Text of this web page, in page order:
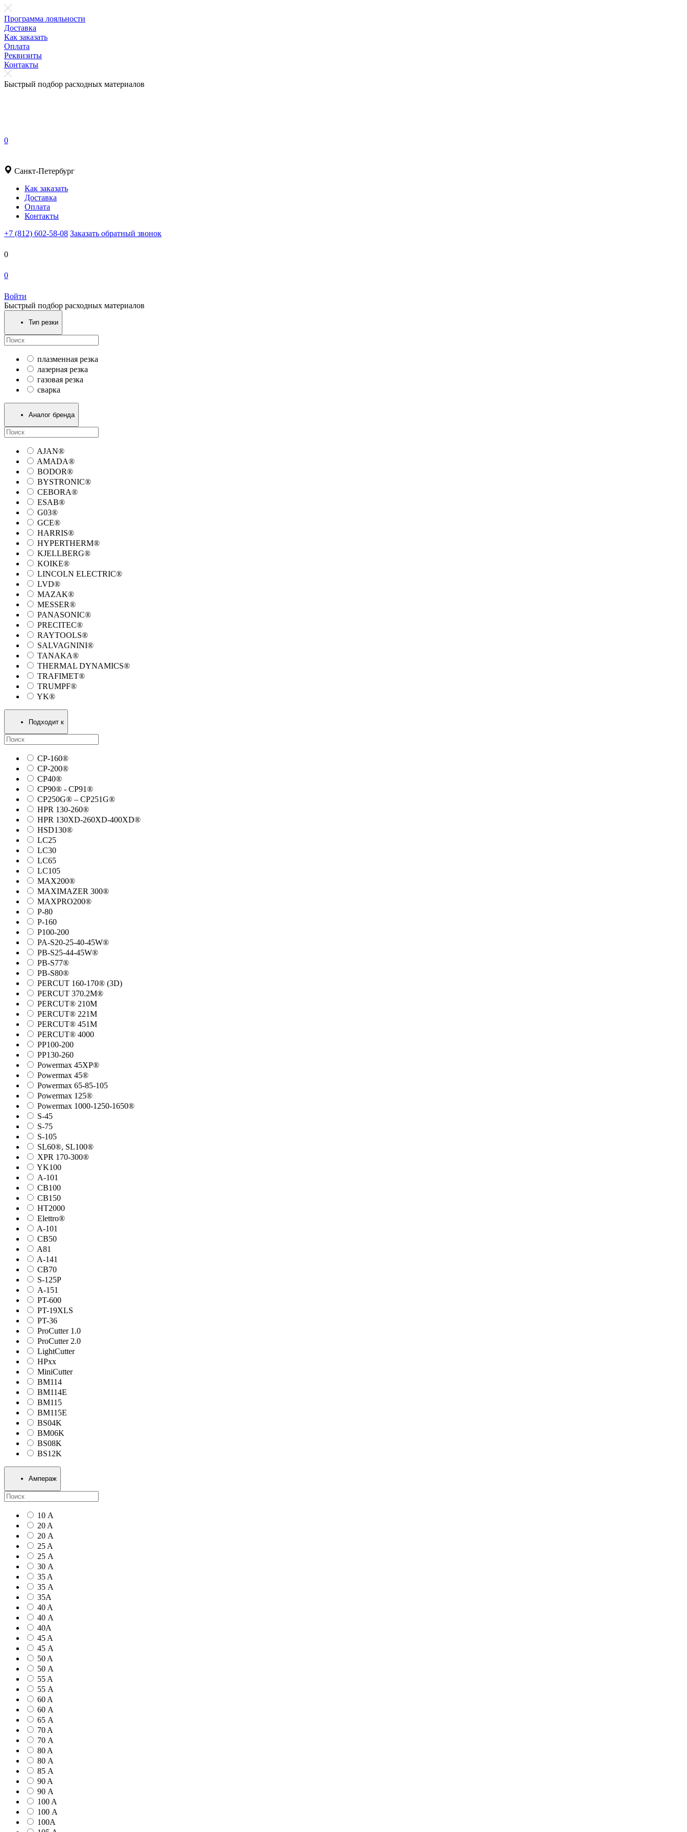
Программа лояльности
Доставка
Как заказать
Оплата
Реквизиты
Контакты
Быстрый подбор расходных материалов
0
Санкт-Петербург
Как заказать
Доставка
Оплата
Контакты
+7 (812) 602-58-08 Заказать обратный звонок
0
0
Войти
Быстрый подбор расходных материалов
Тип резки
плазменная резка
лазерная резка
газовая резка
сварка
Аналог бренда
AJAN®
AMADA®
BODOR®
BYSTRONIC®
CEBORA®
ESAB®
G03®
GCE®
HARRIS®
HYPERTHERM®
KJELLBERG®
KOIKE®
LINCOLN ELECTRIC®
LVD®
MAZAK®
MESSER®
PANASONIC®
PRECITEC®
RAYTOOLS®
SALVAGNINI®
TANAKA®
THERMAL DYNAMICS®
TRAFIMET®
TRUMPF®
YK®
Подходит к
CP-160®
CP-200®
CP40®
CP90® - СP91®
CP250G® – CP251G®
HPR 130-260®
HPR 130XD-260XD-400XD®
HSD130®
LC25
LC30
LC65
LC105
MAX200®
MAXIMAZER 300®
MAXPRO200®
P-80
P-160
P100-200
PA-S20-25-40-45W®
PB-S25-44-45W®
PB-S77®
PB-S80®
PERCUT 160-170® (3D)
PERCUT 370.2M®
PERCUT® 210M
PERCUT® 221M
PERCUT® 451M
PERCUT® 4000
PP100-200
PP130-260
Powermax 45XP®
Powermax 45®
Powermax 65-85-105
Powermax 125®
Powermax 1000-1250-1650®
S-45
S-75
S-105
SL60®, SL100®
XPR 170-300®
YK100
А-101
СВ100
СВ150
HT2000
Elettro®
A-101
СВ50
A81
A-141
СВ70
S-125P
А-151
PT-600
PT-19XLS
PT-36
ProCutter 1.0
ProCutter 2.0
LightCutter
HPxx
MiniCutter
BM114
BM114E
BM115
BM115E
BS04K
BM06K
BS08K
BS12K
Ампераж
10 А
20 A
20 А
25 A
25 А
30 А
35 A
35 А
35А
40 A
40 А
40А
45 A
45 А
50 A
50 А
55 A
55 А
60 A
60 А
65 А
70 A
70 А
80 A
80 А
85 А
90 A
90 А
100 A
100 А
100А